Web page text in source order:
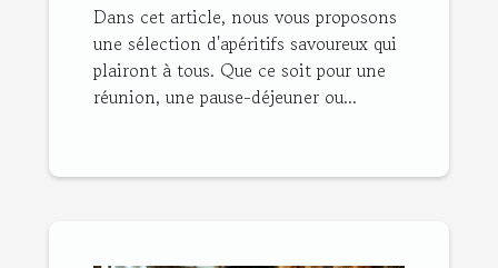
Dans cet article, nous vous proposons
une sélection d'apéritifs savoureux qui
plairont à tous. Que ce soit pour une
réunion, une pause-déjeuner ou...